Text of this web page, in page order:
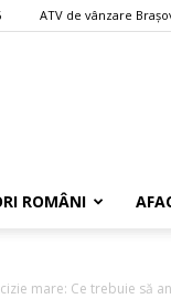
ATV de vânzare
ROMÂNI
mare: Ce trebuie să